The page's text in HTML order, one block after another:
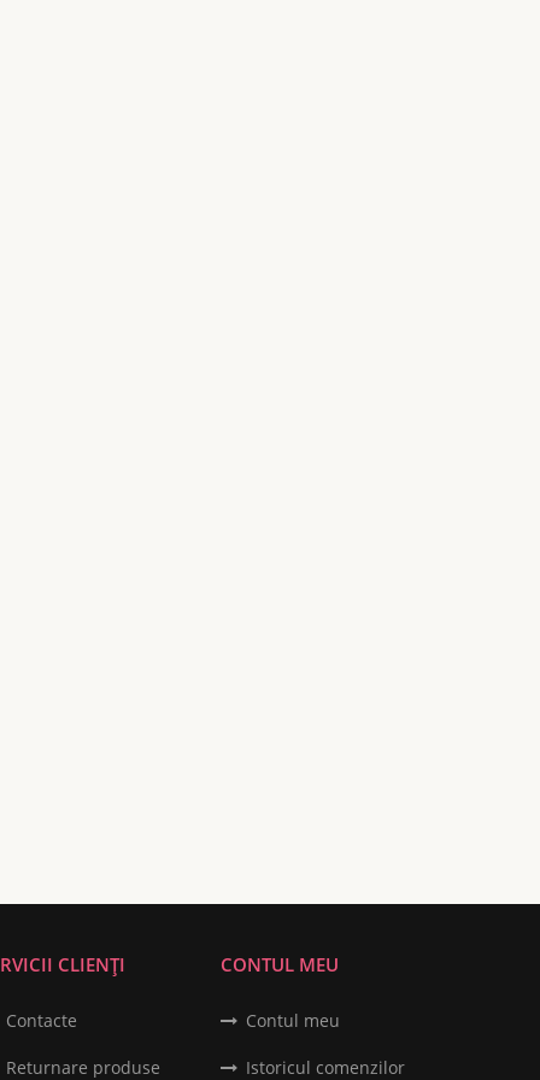
CLIENȚI
Contacte
Returnare produse
CONTUL MEU
Contul meu
Istoricul comenzilor